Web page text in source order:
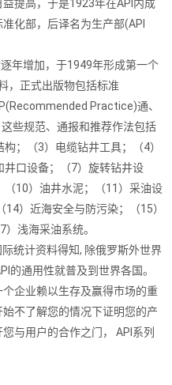
提高，于是1923年在API内成
化部，后译名为生产部(API
年增加，于1949年形成第一个
，正式出版物包括标准
Practice)通、
些规范、通报和推荐作法包括
；（3）电缆钻井工具；（4）
口设备；（7）旋转钻井设
10）油井水泥；（11）采油设
）近海安全与防污染；（15）
浅海采油系统。
统计资料得知, 除俄罗斯外世界
的通用性就普及到世界各国。
企业赖以生存及赢得市场的重
不了解您的情况下证明您的产
与用户的合作之门， API系列